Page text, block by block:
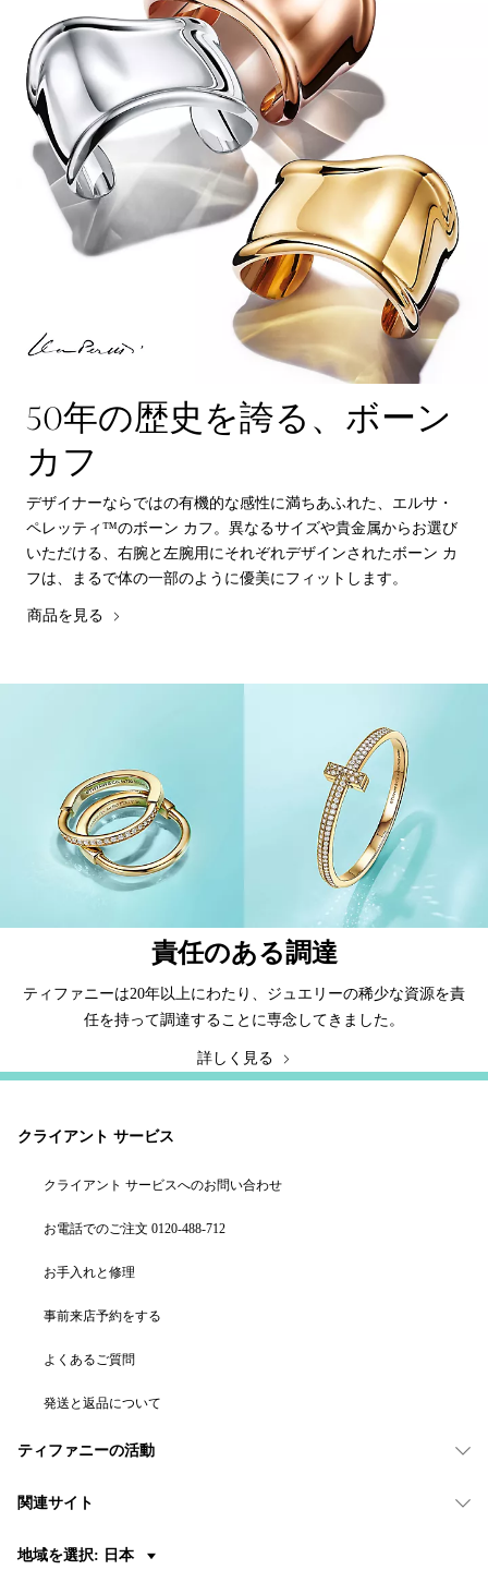
50年の歴史を誇る、ボーン
カフ
デザイナーならではの有機的な感性に満ちあふれた、エルサ・
ペレッティ™のボーン カフ。異なるサイズや貴金属からお選び
いただける、右腕と左腕用にそれぞれデザインされたボーン カ
フは、まるで体の一部のように優美にフィットします。
商品を見る
責任のある調達
ティファニーは20年以上にわたり、ジュエリーの稀少な資源を責
任を持って調達することに専念してきました。
詳しく見る
クライアント サービス
クライアント サービスへのお問い合わせ
お電話でのご注文 0120-488-712
お手入れと修理
事前来店予約をする
よくあるご質問
発送と返品について
ティファニーの活動
関連サイト
地域を選択: 日本